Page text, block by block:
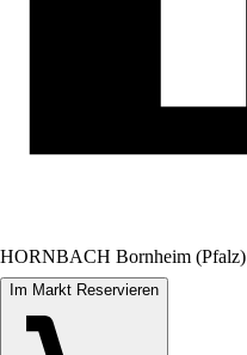
HORNBACH Bornheim (Pfalz)
Im Markt Reservieren